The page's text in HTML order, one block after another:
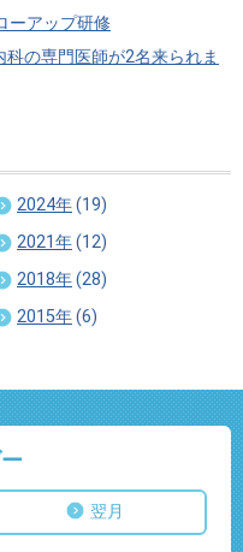
ーアップ研修
の専門医師が2名来られま
2024年(19)
2021年(12)
2018年(28)
2015年(6)
翌月